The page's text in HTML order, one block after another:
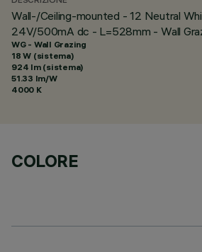
Wall-/Ceiling-mounted - 12 Neutral
24V/500mA dc - L=528mm - Wall
WG - Wall Grazing
18 W (sistema)
924 lm (sistema)
51.33 lm/W
4000 K
COLORE